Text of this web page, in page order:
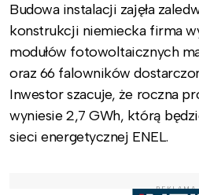
Budowa instalacji zajęła
konstrukcji niemiecka firma
modułów fotowoltaicznych
oraz 66 falowników
Inwestor szacuje, że roczna
wyniesie 2,7 GWh, którą
sieci energetycznej ENEL.
REKLAMA